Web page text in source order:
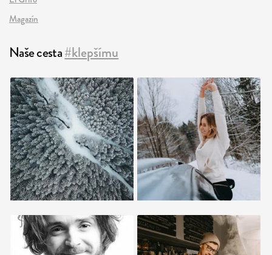
Magazín
Naše cesta#klepšímu